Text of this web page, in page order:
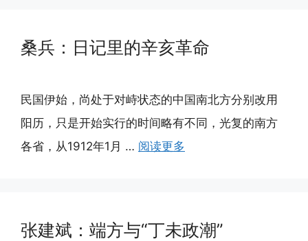
桑兵：日记里的辛亥革命
民国伊始，尚处于对峙状态的中国南北方分别改用
阳历，只是开始实行的时间略有不同，光复的南方
各省，从1912年1月 … 阅读更多
张建斌：端方与“丁未政潮”